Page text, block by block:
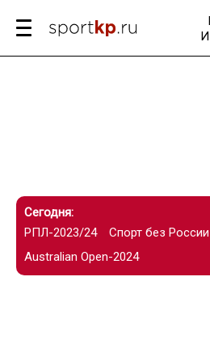
Сегодня:
РПЛ-2023/24
Спорт без России
Australian Open-2024